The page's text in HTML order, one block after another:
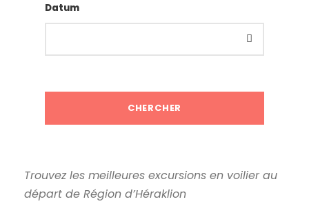
Datum
Trouvez les meilleures excursions en voilier au
départ de Région d’Héraklion